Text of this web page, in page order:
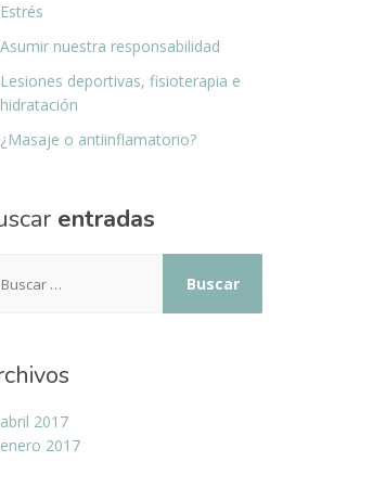
Estrés
Asumir nuestra responsabilidad
Lesiones deportivas, fisioterapia e
hidratación
¿Masaje o antiinflamatorio?
entradas
abril 2017
enero 2017